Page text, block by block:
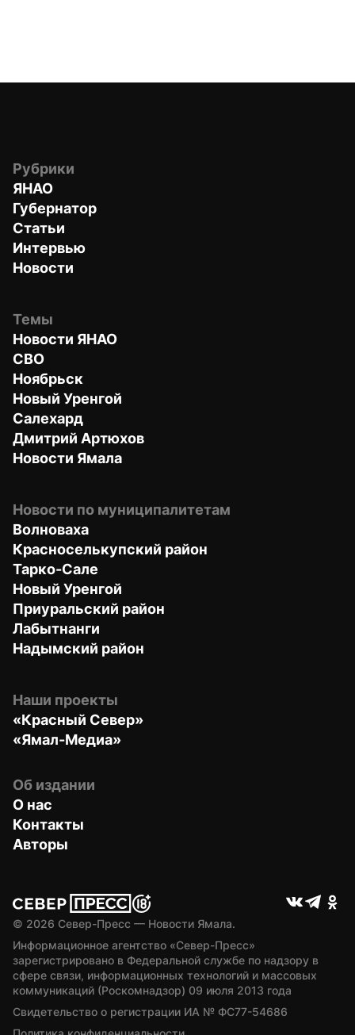
Рубрики
ЯНАО
Губернатор
Статьи
Интервью
Новости
Темы
Новости ЯНАО
СВО
Ноябрьск
Новый Уренгой
Салехард
Дмитрий Артюхов
Новости Ямала
Новости по муниципалитетам
Волноваха
Красноселькупский район
Тарко-Сале
Новый Уренгой
Приуральский район
Лабытнанги
Надымский район
Наши проекты
«Красный Север»
«Ямал-Медиа»
Об издании
О нас
Контакты
Авторы
© 2026 Север-Пресс — Новости Ямала.
Информационное агентство «Север-Пресс»
зарегистрировано в Федеральной службе по надзору в
сфере связи, информационных технологий и массовых
коммуникаций (Роскомнадзор) 09 июля 2013 года
Свидетельство о регистрации ИА № ФС77-54686